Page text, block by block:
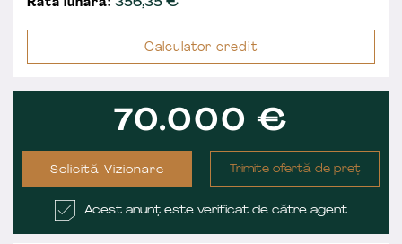
Rata lunară: 356,35€
Calculator credit
70.000 €
Solicită Vizionare Trimite ofertă de preț
Acest anunț este verificat de către agent